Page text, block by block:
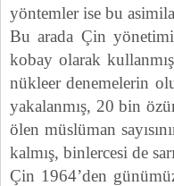
yöntemler ise bu
Bu arada Çin
kobay olarak
nükleer denemelerin
yakalanmış, 20 bin
ölen müslüman
kalmış, binlercesi de
Çin 1964’den